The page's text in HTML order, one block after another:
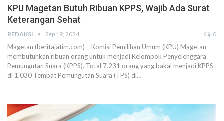
KPU Magetan Butuh Ribuan KPPS, Wajib Ada Surat
Keterangan Sehat
REDAKSI Sep 19, 2024 0
Magetan (beritajatim.com) – Komisi Pemilihan Umum (KPU) Magetan
membutuhkan ribuan orang untuk menjadi Kelompok Penyelenggara
Pemungutan Suara (KPPS). Total 7.231 orang yang bakal menjadi KPPS
di 1.030 Tempat Pemungutan Suara (TPS) di…